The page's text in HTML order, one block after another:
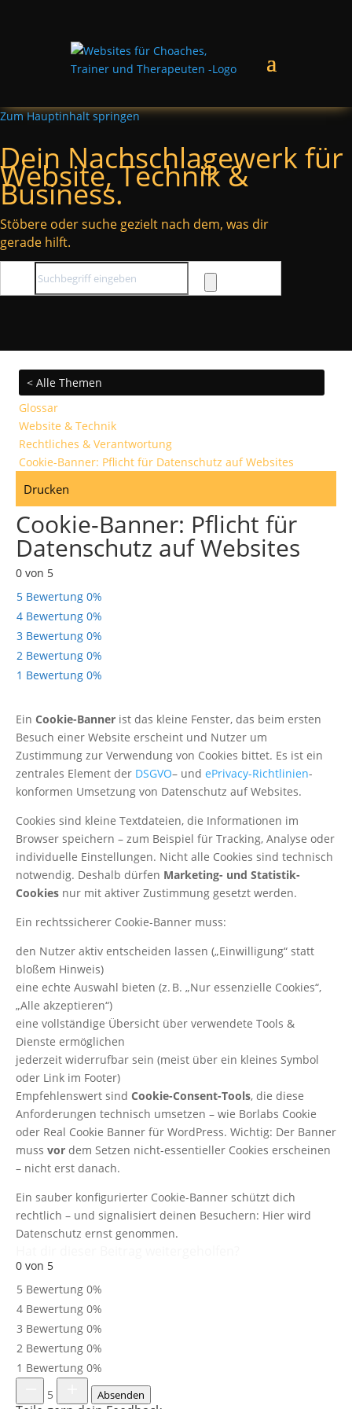
Zum Hauptinhalt springen
Dein Nachschlagewerk für
Website, Technik &
Business.
Stöbere oder suche gezielt nach dem, was dir
gerade hilft.
< Alle Themen
Glossar
Website & Technik
Rechtliches & Verantwortung
Cookie-Banner: Pflicht für Datenschutz auf Websites
Drucken
Cookie-Banner: Pflicht für
Datenschutz auf Websites
0 von 5
5 Bewertung 0%
4 Bewertung 0%
3 Bewertung 0%
2 Bewertung 0%
1 Bewertung 0%
Ein Cookie-Banner ist das kleine Fenster, das beim ersten
Besuch einer Website erscheint und Nutzer um
Zustimmung zur Verwendung von Cookies bittet. Es ist ein
zentrales Element der DSGVO– und ePrivacy-Richtlinien-
konformen Umsetzung von Datenschutz auf Websites.
Cookies sind kleine Textdateien, die Informationen im
Browser speichern – zum Beispiel für Tracking, Analyse oder
individuelle Einstellungen. Nicht alle Cookies sind technisch
notwendig. Deshalb dürfen Marketing- und Statistik-
Cookies nur mit aktiver Zustimmung gesetzt werden.
Ein rechtssicherer Cookie-Banner muss:
den Nutzer aktiv entscheiden lassen („Einwilligung“ statt
bloßem Hinweis)
eine echte Auswahl bieten (z. B. „Nur essenzielle Cookies“,
„Alle akzeptieren“)
eine vollständige Übersicht über verwendete Tools &
Dienste ermöglichen
jederzeit widerrufbar sein (meist über ein kleines Symbol
oder Link im Footer)
Empfehlenswert sind Cookie-Consent-Tools, die diese
Anforderungen technisch umsetzen – wie Borlabs Cookie
oder Real Cookie Banner für WordPress. Wichtig: Der Banner
muss vor dem Setzen nicht-essentieller Cookies erscheinen
– nicht erst danach.
Ein sauber konfigurierter Cookie-Banner schützt dich
rechtlich – und signalisiert deinen Besuchern: Hier wird
Datenschutz ernst genommen.
0 von 5
5 Bewertung 0%
4 Bewertung 0%
3 Bewertung 0%
2 Bewertung 0%
1 Bewertung 0%
5
Absenden